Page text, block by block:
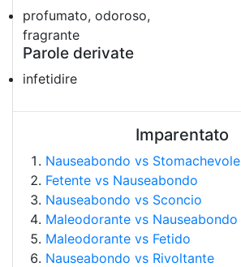
profumato, odoroso,
fragrante
Parole derivate
infetidire
Imparentato
Nauseabondo vs Stomachevole
Fetente vs Nauseabondo
Nauseabondo vs Sconcio
Maleodorante vs Nauseabondo
Maleodorante vs Fetido
Nauseabondo vs Rivoltante